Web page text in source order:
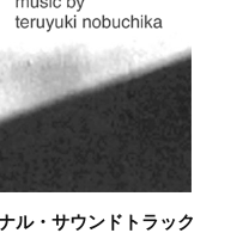
ル・サウンドトラック